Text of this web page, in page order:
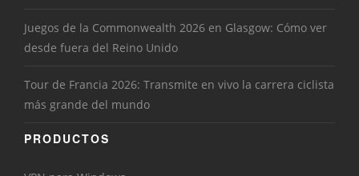
Juegos de la Commonwealth 2026 en Glasgow: Cómo ver
desde fuera del Reino Unido
Tour de Francia 2026: Transmite en vivo la carrera ciclista
más grande del mundo
PRODUCTOS